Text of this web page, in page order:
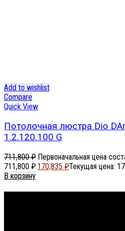
Add to wishlist
Compare
Quick View
Потолочная люстра Dio
1.2.120.100 G
711,800₽ Первоначальная цена
711,800 ₽.170,835 ₽Текущая цена:
В корзину